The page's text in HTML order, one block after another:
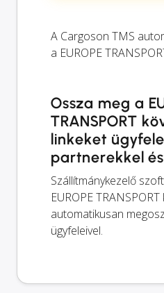
A Cargoson TMS
a EUROPE
Ossza meg a
TRANSPORT
linkeket
partnerekkel
Szállítmánykezelő
EUROPE
automatikusan
ügyfeleivel.